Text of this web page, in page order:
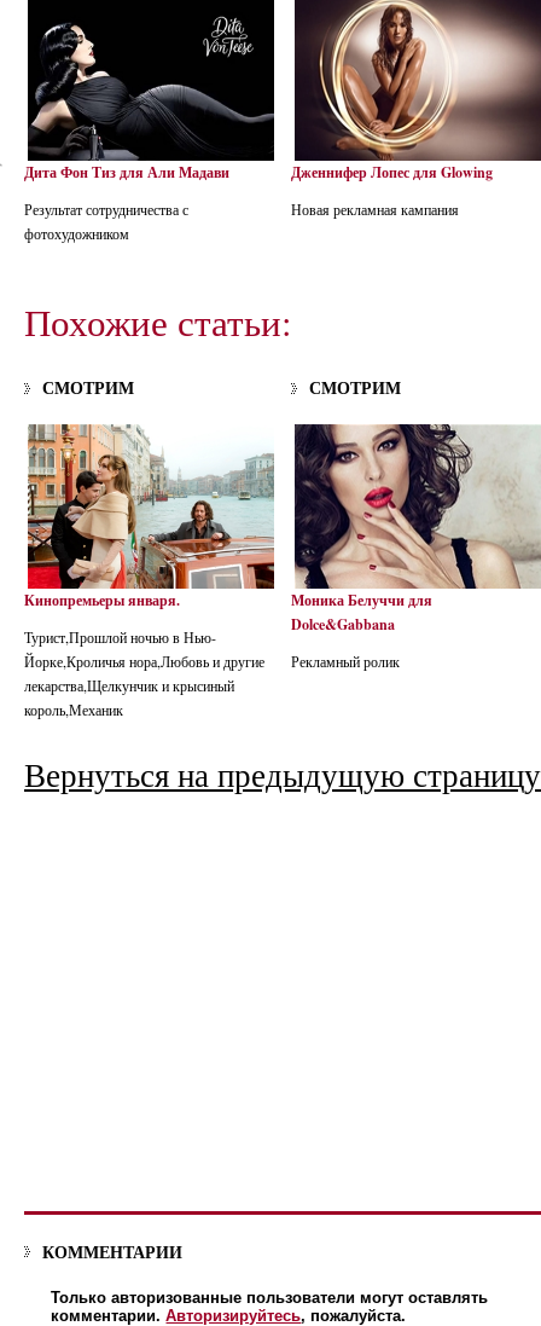
Дита Фон Тиз для Али Мадави
Результат сотрудничества с
фотохудожником
Дженнифер Лопес для Glowing
Новая рекламная кампания
Похожие статьи:
СМОТРИМ
Кинопремьеры января.
Турист,Прошлой ночью в Нью-
Йорке,Кроличья нора,Любовь и другие
лекарства,Щелкунчик и крысиный
король,Механик
СМОТРИМ
Моника Белуччи для
Dolce&Gabbana
Рекламный ролик
Вернуться на предыдущую страницу
КОММЕНТАРИИ
Только авторизованные пользователи могут оставлять
комментарии.Авторизируйтесь, пожалуйста.